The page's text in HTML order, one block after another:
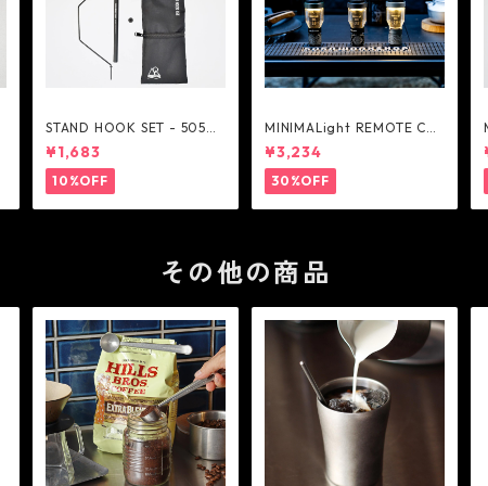
STAND HOOK SET - 5050
WORKSHOP
¥1,683
10%OFF
MINIMALight REMOTE CO
NTROL 2.0 - 5050WORKS
HOP
¥3,234
30%OFF
その他の商品